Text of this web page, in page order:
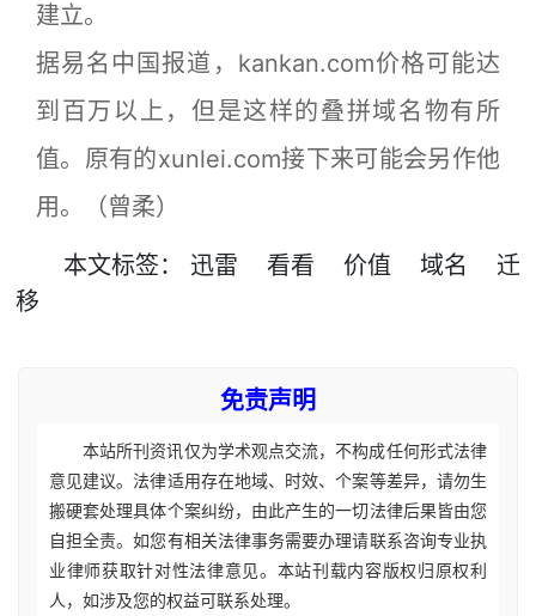
建立。
据易名中国报道，kankan.com价格可能达
到百万以上，但是这样的叠拼域名物有所
值。原有的xunlei.com接下来可能会另作他
用。（曾柔）
本文标签： 迅雷 看看 价值 域名
迁
移
免责声明
本站所刊资讯仅为学术观点交流，不构成任何形式法律
意见建议。法律适用存在地域、时效、个案等差异，请勿生
搬硬套处理具体个案纠纷，由此产生的一切法律后果皆由您
自担全责。如您有相关法律事务需要办理请联系咨询专业执
业律师获取针对性法律意见。本站刊载内容版权归原权利
人，如涉及您的权益可联系处理。